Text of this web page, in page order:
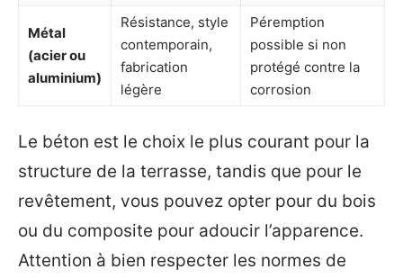
Métal
(acier ou
aluminium)
Résistance, style
contemporain,
fabrication
légère
Péremption
possible si non
protégé contre la
corrosion
Le béton est le choix le plus courant pour la
structure de la terrasse, tandis que pour le
revêtement, vous pouvez opter pour du bois
ou du composite pour adoucir l’apparence.
Attention à bien respecter les normes de